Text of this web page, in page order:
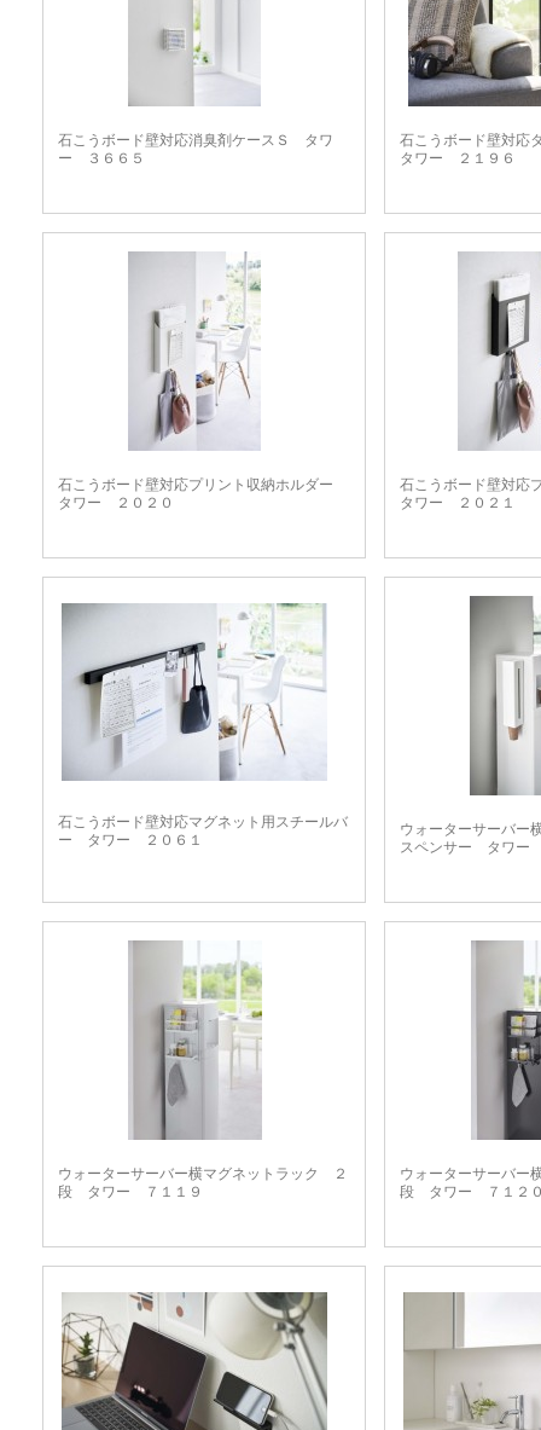
石こうボード壁対応消臭剤ケースＳ タワ
ー ３６６５
石こうボード壁対
タワー ２１９６
石こうボード壁対応プリント収納ホルダー
タワー ２０２０
石こうボード壁対
タワー ２０２１
石こうボード壁対応マグネット用スチールバ
ー タワー ２０６１
ウォーターサーバー
スペンサー タワー
ウォーターサーバー横マグネットラック ２
段 タワー ７１１９
ウォーターサーバ
段 タワー ７１２